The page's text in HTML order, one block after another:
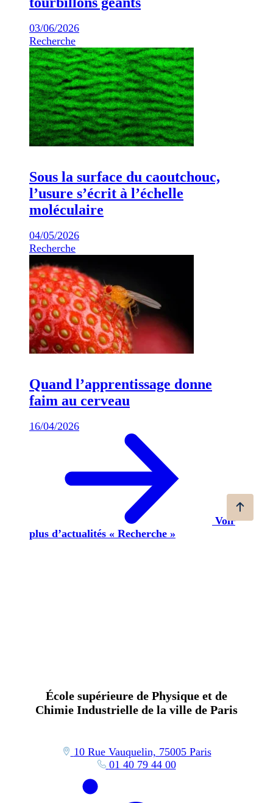
03/06/2026
Recherche
Sous la surface du caoutchouc,
l’usure s’écrit à l’échelle
moléculaire
04/05/2026
Recherche
Quand l’apprentissage donne
faim au cerveau
16/04/2026
Voir
plus d’actualités « Recherche »
École supérieure de Physique et de
Chimie Industrielle de la ville de Paris
10 Rue Vauquelin, 75005 Paris
01 40 79 44 00